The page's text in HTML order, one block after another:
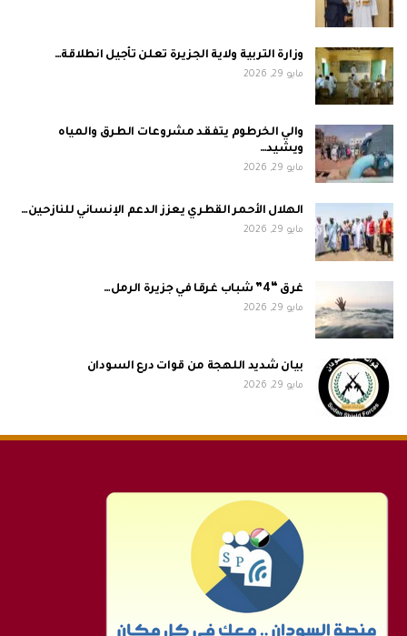
وزارة التربية ولاية الجزيرة تعلن تأجيل انطلاقة…
مايو 29, 2026
والي الخرطوم يتفقد مشروعات الطرق والمياه
ويشيد…
مايو 29, 2026
الهلال الأحمر القطري يعزز الدعم الإنساني للنازحين…
مايو 29, 2026
غرق “4” شباب غرقا في جزيرة الرمل…
مايو 29, 2026
بيان شديد اللهجة من قوات درع السودان
مايو 29, 2026